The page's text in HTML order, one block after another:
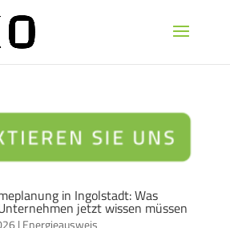
in Ingolstadt: Was
jetzt wissen müssen